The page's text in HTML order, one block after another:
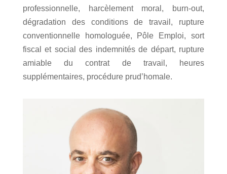
professionnelle, harcèlement moral, burn-out,
dégradation des conditions de travail, rupture
conventionnelle homologuée, Pôle Emploi, sort
fiscal et social des indemnités de départ, rupture
amiable du contrat de travail, heures
supplémentaires, procédure prud’homale.